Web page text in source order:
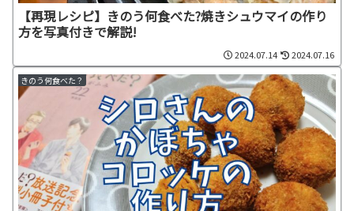
【再現レシピ】きのう何食べた?焼きシュウマイの作り
方を写真付きで解説!
2024.07.14 2024.07.16
きのう何食べた？